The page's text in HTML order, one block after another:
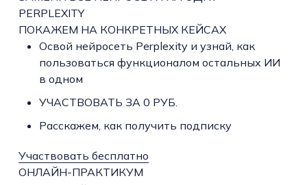
PERPLEXITY
ПОКАЖЕМ НА КОНКРЕТНЫХ КЕЙСАХ
Освой нейросеть Perplexity и узнай, как
пользоваться функционалом остальных ИИ
в одном
УЧАСТВОВАТЬ ЗА 0 РУБ.
Расскажем, как получить подписку
Участвовать бесплатно
ОНЛАЙН-ПРАКТИКУМ